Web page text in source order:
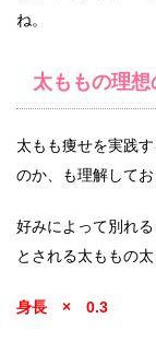
ね。
太ももの理想
太もも痩せを実践
のか、も理解してお
好みによって別れ
とされる太ももの
身長 × 0.3